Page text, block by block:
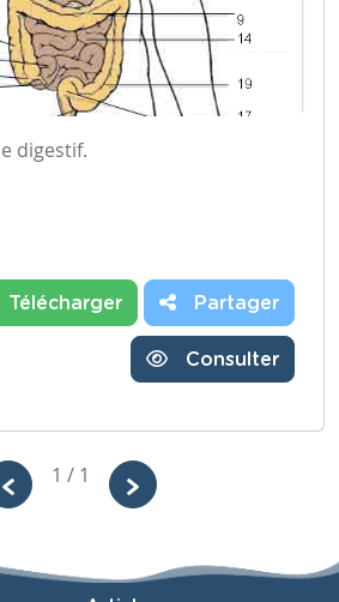
digestif.
Télécharger Partager
Consulter
1 / 1